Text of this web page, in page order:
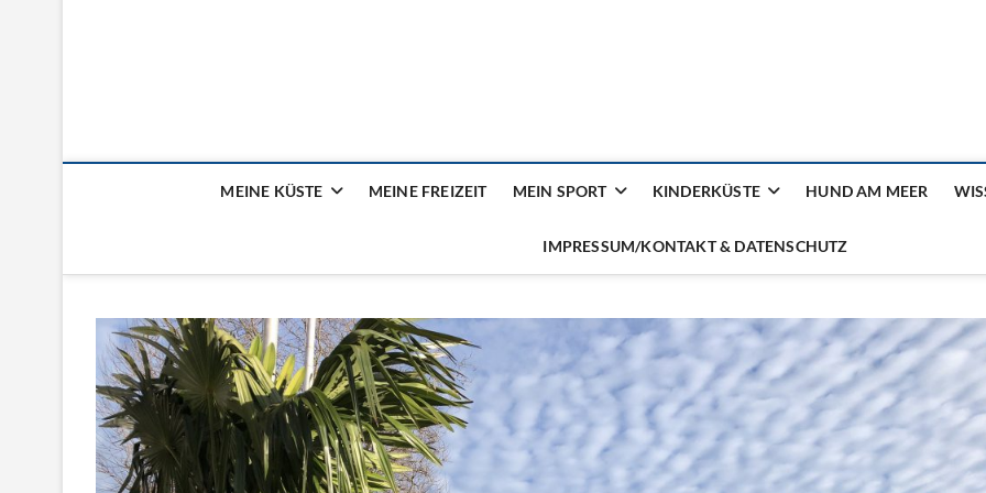
MEINE KÜSTE MEINE FREIZEIT MEIN SPORT KINDERKÜSTE HUND AM MEER
IMPRESSUM/KONTAKT & DATENSCHUTZ